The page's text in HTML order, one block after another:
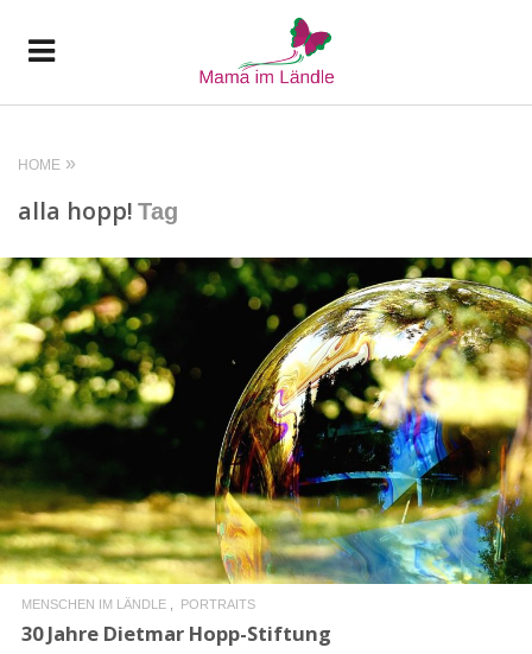
HOME
alla hopp! Tag
READ MORE
MENSCHEN IM LÄNDLE PORTRAITS
30 Jahre Dietmar Hopp-Stiftung